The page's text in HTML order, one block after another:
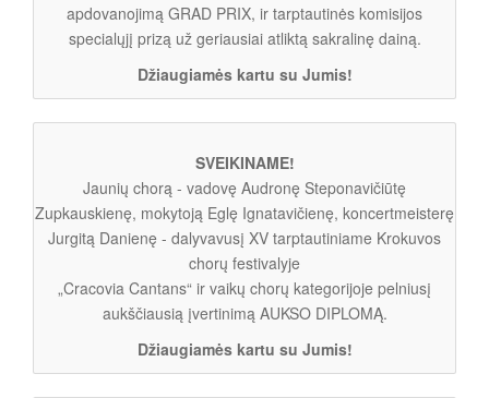
apdovanojimą GRAD PRIX, ir tarptautinės komisijos
specialųjį prizą už geriausiai atliktą sakralinę dainą.
Džiaugiamės kartu su Jumis!
SVEIKINAME!
Jaunių chorą - vadovę Audronę Steponavičiūtę
Zupkauskienę, mokytoją Eglę Ignatavičienę, koncertmeisterę
Jurgitą Danienę - dalyvavusį XV tarptautiniame Krokuvos
chorų festivalyje
„Cracovia Cantans“ ir vaikų chorų kategorijoje pelniusį
aukščiausią įvertinimą AUKSO DIPLOMĄ.
Džiaugiamės kartu su Jumis!